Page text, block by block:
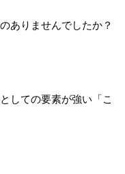
ありませんでしたか？
しての要素が強い「こ